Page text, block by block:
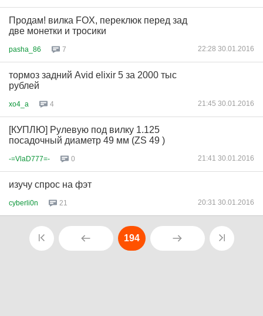
Продам! вилка FOX, переклюк перед зад
две монетки и тросики
pasha_86 7 22:28 30.01.2016
тормоз задний Avid elixir 5 за 2000 тыс
рублей
xo4_a 4 21:45 30.01.2016
[КУПЛЮ] Рулевую под вилку 1.125
посадочный диаметр 49 мм (ZS 49 )
-=VlaD777=- 0 21:41 30.01.2016
изучу спрос на фэт
cyberli0n 21 20:31 30.01.2016
194